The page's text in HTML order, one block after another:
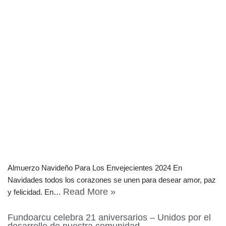
Almuerzo Navideño Para Los Envejecientes 2024 En
Navidades todos los corazones se unen para desear amor, paz
y felicidad. En… Read More »
Fundoarcu celebra 21 aniversarios – Unidos por el